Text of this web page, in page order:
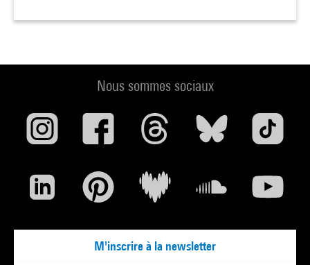
Nous sommes sociaux
M'inscrire à la newsletter